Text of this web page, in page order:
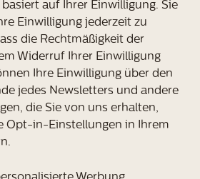
auf Ihrer Einwilligung. Sie
Einwilligung jederzeit zu
die Rechtmäßigkeit der
Widerruf Ihrer Einwilligung
Ihre Einwilligung über den
jedes Newsletters und andere
die Sie von uns erhalten,
Opt-in-Einstellungen in Ihrem